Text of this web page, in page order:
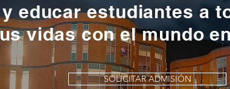
educar estudiantes a
vidas con el mundo
SOLICITAR ADMISIÓN